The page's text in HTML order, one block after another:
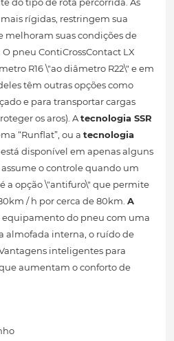
do tipo de rota percorrida. As
rígidas, restringem sua
melhoram suas condições de
pneu ContiCrossContact LX
R16 \"ao diâmetro R22\" e em
têm outras opções como
e para transportar cargas
os aros). Atecnologia SSR
“Runflat”, ou a tecnologia
está disponível em apenas alguns
assume o controle quando um
a opção \"antifuro\" que permite
/ h por cerca de 80km. A
equipamento do pneu com uma
almofada interna, o ruído de
inteligentes para
aumentam o conforto de